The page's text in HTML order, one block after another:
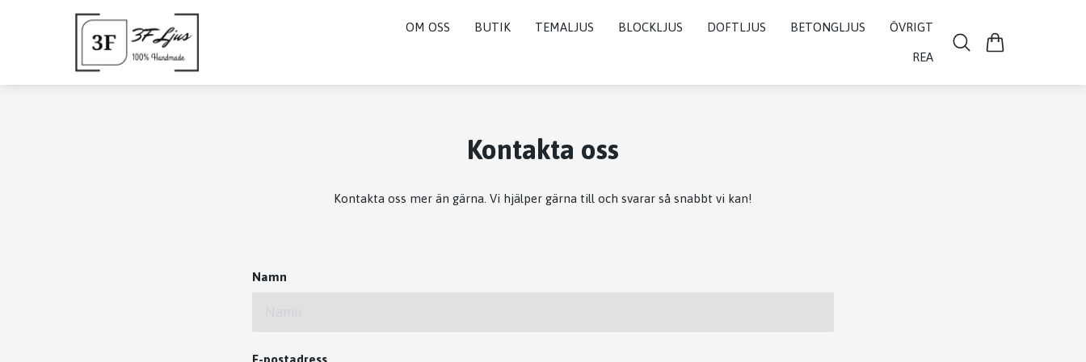
OM OSS BUTIK TEMALJUS BLOCKLJUS DOFTLJUS BETONGLJUS ÖVRIGT
REA
Kontakta oss
Kontakta oss mer än gärna. Vi hjälper gärna till och svarar så snabbt vi kan!
Namn
E-postadress